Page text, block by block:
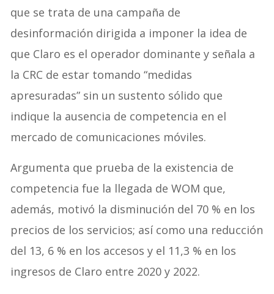
que se trata de una campaña de
desinformación dirigida a imponer la idea de
que Claro es el operador dominante y señala a
la CRC de estar tomando “medidas
apresuradas” sin un sustento sólido que
indique la ausencia de competencia en el
mercado de comunicaciones móviles.
Argumenta que prueba de la existencia de
competencia fue la llegada de WOM que,
además, motivó la disminución del 70 % en los
precios de los servicios; así como una reducción
del 13, 6 % en los accesos y el 11,3 % en los
ingresos de Claro entre 2020 y 2022.